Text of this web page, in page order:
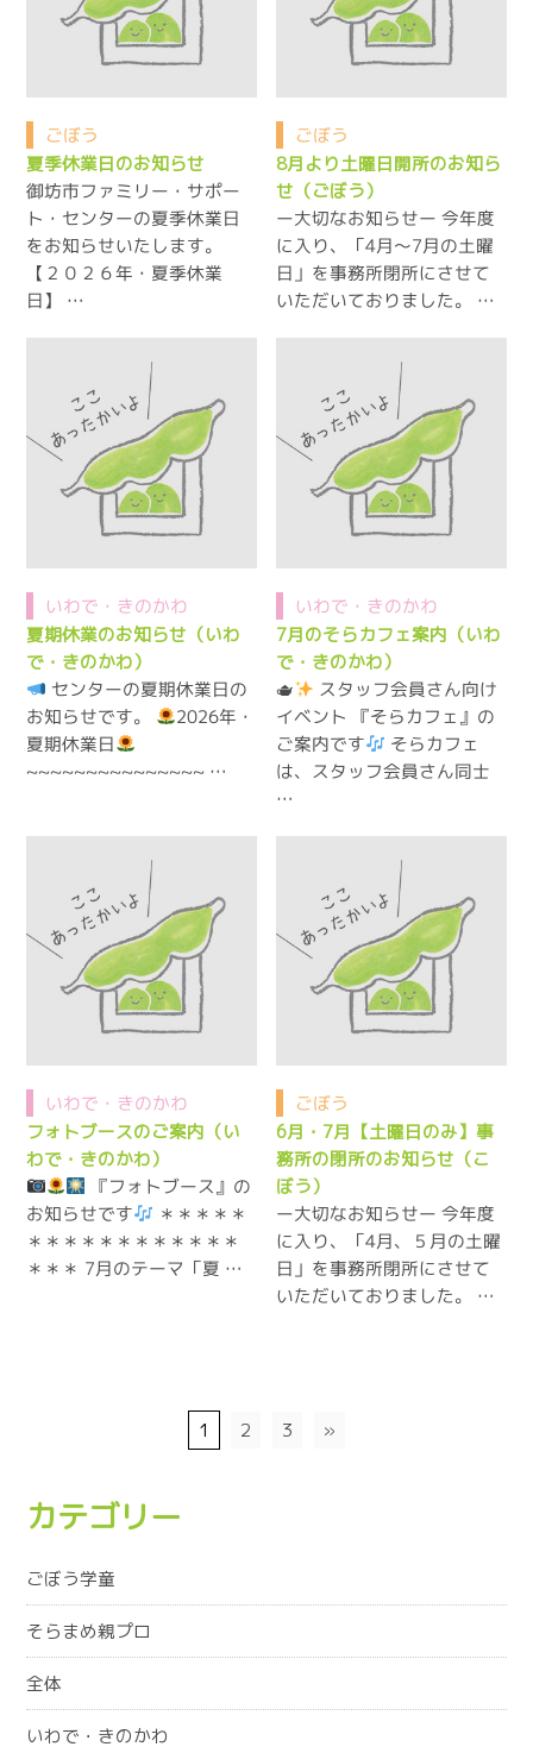
ごぼう
夏季休業日のお知らせ
御坊市ファミリー・サポー
ト・センターの夏季休業日
をお知らせいたします。
【２０２６年・夏季休業
日】 …
ごぼう
8月より土曜日開所のお知ら
せ（ごぼう）
ー大切なお知らせー 今年度
に入り、「4月～7月の土曜
日」を事務所閉所にさせて
いただいておりました。 …
いわで・きのかわ
夏期休業のお知らせ（いわ
で・きのかわ）
センターの夏期休業日の
お知らせです。 2026年・
夏期休業日
~~~~~~~~~~~~~~~ …
いわで・きのかわ
7月のそらカフェ案内（いわ
で・きのかわ）
🫖 スタッフ会員さん向け
イベント 『そらカフェ』の
ご案内です そらカフェ
は、スタッフ会員さん同士
…
いわで・きのかわ
フォトブースのご案内（い
わで・きのかわ）
『フォトブース』の
お知らせです ＊＊＊＊＊
＊＊＊＊＊＊＊＊＊＊＊＊
＊＊＊ 7月のテーマ「夏 …
ごぼう
6月・7月【土曜日のみ】事
務所の閉所のお知らせ（こ
ぼう）
ー大切なお知らせー 今年度
に入り、「4月、５月の土曜
日」を事務所閉所にさせて
いただいておりました。 …
1 2 3 »
カテゴリー
ごぼう学童
そらまめ親プロ
全体
いわで・きのかわ